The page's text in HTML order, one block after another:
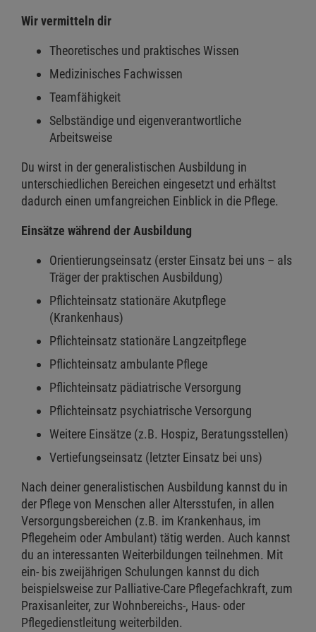
Wir vermitteln dir
Theoretisches und praktisches Wissen
Medizinisches Fachwissen
Teamfähigkeit
Selbständige und eigenverantwortliche
Arbeitsweise
Du wirst in der generalistischen Ausbildung in
unterschiedlichen Bereichen eingesetzt und erhältst
dadurch einen umfangreichen Einblick in die Pflege.
Einsätze während der Ausbildung
Orientierungseinsatz (erster Einsatz bei uns – als
Träger der praktischen Ausbildung)
Pflichteinsatz stationäre Akutpflege
(Krankenhaus)
Pflichteinsatz stationäre Langzeitpflege
Pflichteinsatz ambulante Pflege
Pflichteinsatz pädiatrische Versorgung
Pflichteinsatz psychiatrische Versorgung
Weitere Einsätze (z.B. Hospiz, Beratungsstellen)
Vertiefungseinsatz (letzter Einsatz bei uns)
Nach deiner generalistischen Ausbildung kannst du in
der Pflege von Menschen aller Altersstufen, in allen
Versorgungsbereichen (z.B. im Krankenhaus, im
Pflegeheim oder Ambulant) tätig werden. Auch kannst
du an interessanten Weiterbildungen teilnehmen. Mit
ein- bis zweijährigen Schulungen kannst du dich
beispielsweise zur Palliative-Care Pflegefachkraft, zum
Praxisanleiter, zur Wohnbereichs-, Haus- oder
Pflegedienstleitung weiterbilden.